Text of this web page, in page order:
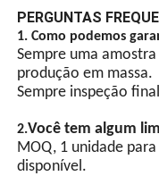
Contas de lâmpada
alto brilho, contas de
lâmpada
de energia com chip
têm alto brilho e são
energéticos do que
de lâmpada comuns.
PERGUNTAS
1. Como podemos
Sempre uma
produção em massa.
Sempre inspeção
2.Você tem algum
MOQ, 1 unidade
disponível.